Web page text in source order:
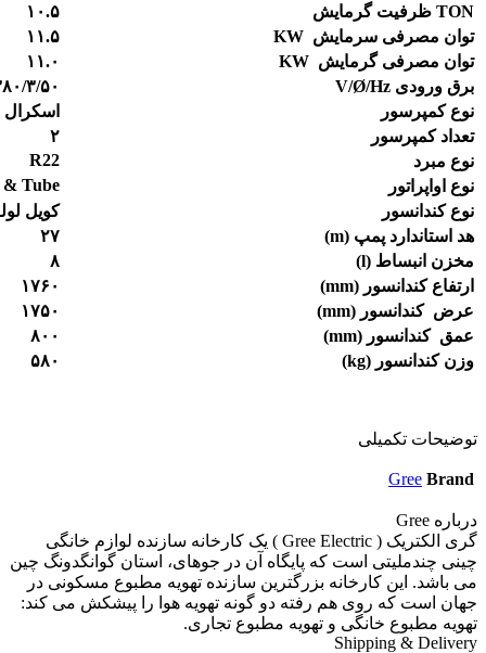
TON ظرفیتگرمایش
۱۰.۵
توان مصرفی سرمایش
۱۱.۵
توان مصرفی گرمایش
۱۱.۰
برق ورودی
V/Ø/Hz
۳۸۰/۳/
نوع کمپرسور
اسکرال
تعداد کمپرسور
۲
نوع مبرد
R22
نوع اواپراتور
& Tube
نوع کندانسور
کویل
هد استاندارد پمپ (m
)
۲۷
مخزن انبساط (l
)
۸
ارتفاع کندانسور (mm
)
۱۷۶۰
عرض کندانسور (
mm
)
۱۷۵۰
عمق کندانسور (
mm
)
۸۰۰
وزن کندانسور (kg
) ۵۸۰
توضیحات تکمیلی
Brand
Gree
درباره Gree
گری الکتریک ( Gree Electric ) یک کارخانه سازنده لوازم خانگی
چینی چندملیتی است که پایگاه آن در جوهای، استان گوانگدونگ چین
می باشد. این کارخانه بزرگترین سازنده تهویه مطبوع مسکونی در
جهان است که روی هم رفته دو گونه تهویه هوا را پیشکش می‌ کند:
تهویه مطبوع خانگی و تهویه مطبوع تجاری.
Shipping & Delivery